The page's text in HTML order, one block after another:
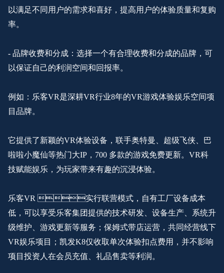
以满足不同用户的需求和喜好，提高用户的体验质量和复购
率。
- 品牌收费和分成：选择一个有合理收费和分成的品牌，可
以保证自己的利润空间和回报率。
例如：乐客VR是深耕VR行业8年的VR游戏体验娱乐空间项
目品牌。
它提供了新颖的VR体验设备，联手奥特曼、超级飞侠、巴
啦啦小魔仙等热门大IP，700 多款的游戏免费更新。VR科
技赋能娱乐，为玩家带来有趣的沉浸体验。
乐客VR 实行联营模式，自有工厂设备成本
低，可以享受乐客集团提供的技术研发、设备生产、系统升
级维护、游戏更新等服务；保姆式带店运营，共同经营线下
VR娱乐项目；凯发K8仅收取单次体验扣点费用，并不影响
项目投资人在会员充值、礼品售卖等利润。